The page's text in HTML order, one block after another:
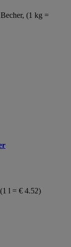
(1 kg =
l = € 4.52)